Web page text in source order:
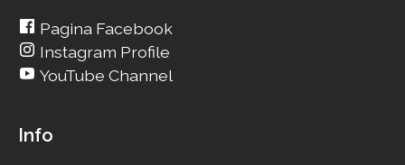
Pagina Facebook
Instagram Profile
YouTube Channel
Info